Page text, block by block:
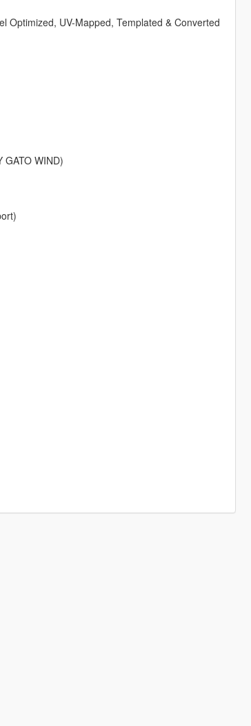
Optimized, UV-Mapped, Templated & Converted
GATO WIND)